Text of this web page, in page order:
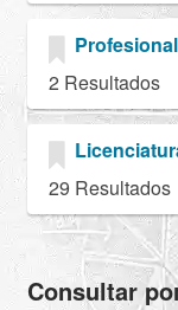
2 Resultados
29 Resultados
Consultar